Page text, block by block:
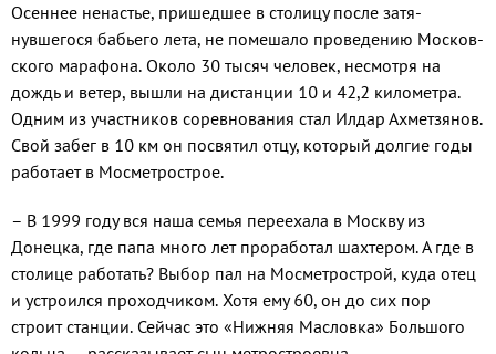
Осеннее ненастье, пришед­шее в столицу после затя­
нувшегося бабьего лета, не помешало проведению Москов­
ского марафона. Около 30 тысяч человек, несмотря на
дождь и ве­тер, вышли на дистанции 10 и 42,2 километра.
Одним из участников соревнования стал Илдар Ахмет­зянов.
Свой забег в 10 км он посвятил отцу, который долгие годы
работает в Мосметрострое.
– В 1999 году вся наша семья переехала в Москву из
Донец­ка, где папа много лет прорабо­тал шахтером. А где в
столице работать? Выбор пал на Мосме­трострой, куда отец
и устроил­ся проходчиком. Хотя ему 60, он до сих пор
строит станции. Сейчас это «Нижняя Масловка» Большого